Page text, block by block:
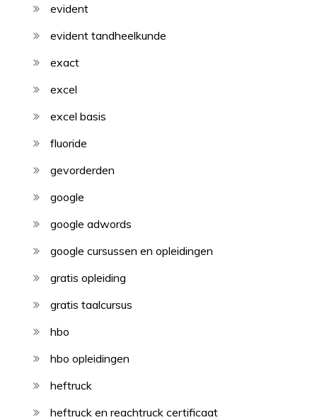
evident
evident tandheelkunde
exact
excel
excel basis
fluoride
gevorderden
google
google adwords
google cursussen en opleidingen
gratis opleiding
gratis taalcursus
hbo
hbo opleidingen
heftruck
heftruck en reachtruck certificaat